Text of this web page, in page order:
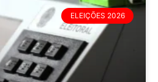
ELEIÇÕES 2026